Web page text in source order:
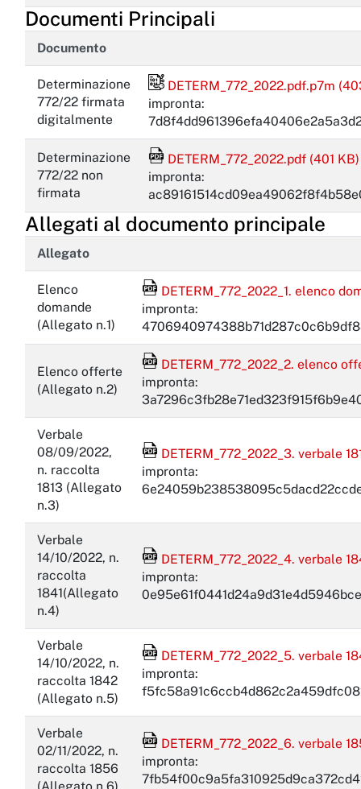
Documenti Principali
Documento
Determinazione
772/22 firmata
digitalmente
File firmato digitalmente
DETERM_772_2022.pdf.p7m
impronta:
Determinazione
772/22 non
firmata
File Acrobat Reader
DETERM_772_2022.pdf (401 KB)
impronta:
Allegati al documento principale
Allegato
Elenco
domande
(Allegato n.1)
File Acrobat Reader
DETERM_772_2022_1. elenco
impronta:
Elenco offerte
(Allegato n.2)
File Acrobat Reader
DETERM_772_2022_2. elenco
impronta:
Verbale
08/09/2022,
n. raccolta
1813 (Allegato
n.3)
File Acrobat Reader
DETERM_772_2022_3. verbale
impronta:
Verbale
14/10/2022, n.
raccolta
1841(Allegato
n.4)
File Acrobat Reader
DETERM_772_2022_4. verbale
impronta:
Verbale
14/10/2022, n.
raccolta 1842
(Allegato n.5)
File Acrobat Reader
DETERM_772_2022_5. verbale
impronta:
Verbale
02/11/2022, n.
raccolta 1856
File Acrobat Reader
DETERM_772_2022_6. verbale
impronta: